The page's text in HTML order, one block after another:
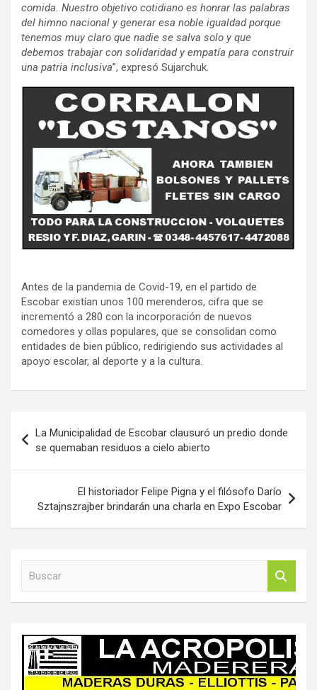
comida. Nuestro objetivo cotidiano es honrar las palabras
del himno nacional y generar esa noble igualdad porque
tenemos muy claro que nadie se salva solo y que
debemos trabajar con solidaridad y empatía para construir
una patria inclusiva”, expresó Sujarchuk.
Antes de la pandemia de Covid-19, en el partido de
Escobar existían unos 100 merenderos, cifra que se
incrementó a 280 con la incorporación de nuevos
comedores y ollas populares, que se consolidan como
entidades de bien público, redirigiendo sus actividades al
apoyo escolar, al deporte y a la cultura.
de
entradas
La Municipalidad de Escobar clausuró un predio donde
se quemaban residuos a cielo abierto
El historiador Felipe Pigna y el filósofo Darío
Sztajnszrajber brindarán una charla en Expo Escobar
r